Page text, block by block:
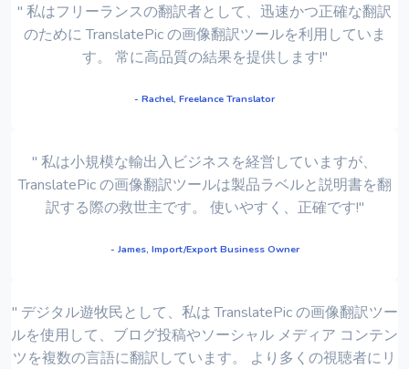
" 私はフリーランスの翻訳者として、迅速かつ正確な翻訳
のために TranslatePic の画像翻訳ツールを利用していま
す。 常に高品質の結果を提供します!"
- Rachel, Freelance Translator
" 私は小規模な輸出入ビジネスを経営していますが、
TranslatePic の画像翻訳ツールは製品ラベルと説明書を翻
訳する際の救世主です。 使いやすく、正確です!"
- James, Import/Export Business Owner
" デジタル遊牧民として、私は TranslatePic の画像翻訳ツー
ルを使用して、ブログ投稿やソーシャル メディア コンテン
ツを複数の言語に翻訳しています。 より多くの視聴者にリ